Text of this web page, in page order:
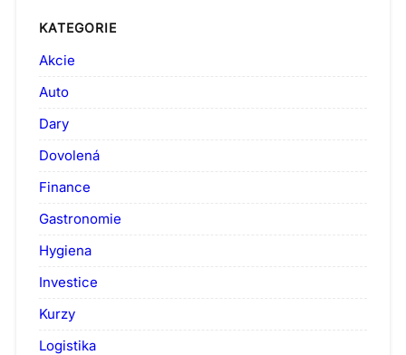
KATEGORIE
Akcie
Auto
Dary
Dovolená
Finance
Gastronomie
Hygiena
Investice
Kurzy
Logistika